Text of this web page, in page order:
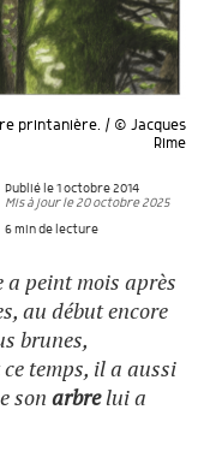
printanière. / © Jacques
Rime
Publié le 1 octobre 2014
Mis à jour le 20 octobre 2025
6 min de lecture
a peint mois après
au début encore
brunes,
temps, il a aussi
son arbrelui a